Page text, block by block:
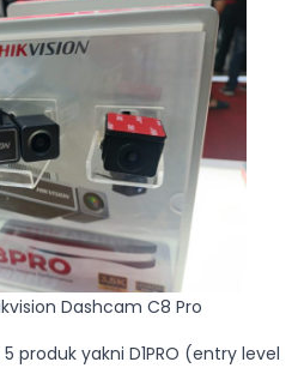
Dashcam C8 Pro
produk yakni D1PRO (entry level